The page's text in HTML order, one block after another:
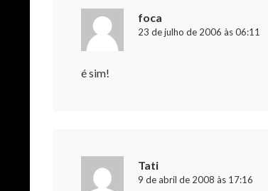
foca
23 de julho de 2006 às 06:11
é sim!
Tati
9 de abril de 2008 às 17:16